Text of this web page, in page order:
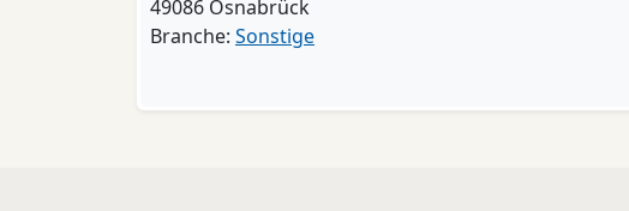
49086 Osnabrück
Branche: Sonstige